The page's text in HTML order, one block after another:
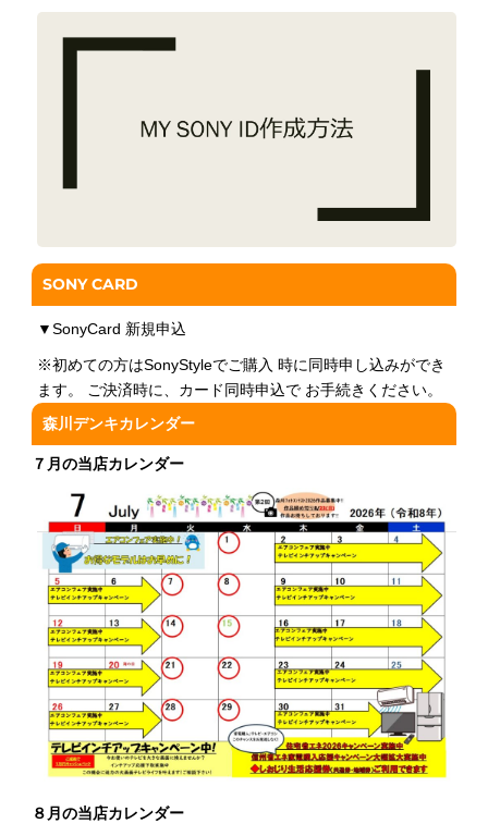
SONY CARD
▼SonyCard 新規申込
※初めての方はSonyStyleでご購入 時に同時申し込みができ
ます。 ご決済時に、カード同時申込で お手続きください。
森川デンキカレンダー
７月の当店カレンダー
８月の当店カレンダー